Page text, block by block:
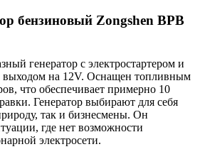
бензиновый Zongshen BPB
генератор с электростартером и
выходом на 12V. Оснащен топливным
что обеспечивает примерно 10
Генератор выбирают для себя
так и бизнесмены. Он
где нет возможности
электросети.